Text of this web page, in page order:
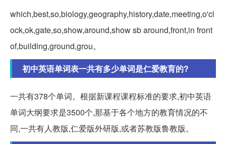
which,best,so,biology,geography,history,date,meeting,o'cl
ock,ok,gate,so,show,around,show sb around,front,in front
of,building,ground,grou。
初中英语单词表一共有多少单词是仁爱教育的?
一共有378个单词。根据新课程课程标准的要求,初中英语
单词大纲要求是3500个,那基于各个地方的教育情况的不
同,一共有人教版,仁爱版外研版,或者苏教版鲁教版。